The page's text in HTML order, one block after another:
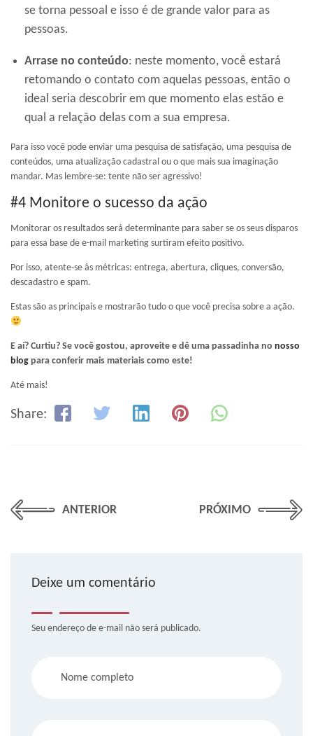
se torna pessoal e isso é de grande valor para as
pessoas.
Arrase no conteúdo: neste momento, você estará
retomando o contato com aquelas pessoas, então o
ideal seria descobrir em que momento elas estão e
qual a relação delas com a sua empresa.
Para isso você pode enviar uma pesquisa de satisfação, uma pesquisa de
conteúdos, uma atualização cadastral ou o que mais sua imaginação
mandar. Mas lembre-se: tente não ser agressivo!
#4 Monitore o sucesso da ação
Monitorar os resultados será determinante para saber se os seus disparos
para essa base de e-mail marketing surtiram efeito positivo.
Por isso, atente-se às métricas: entrega, abertura, cliques, conversão,
descadastro e spam.
Estas são as principais e mostrarão tudo o que você precisa sobre a ação.
E aí? Curtiu? Se você gostou, aproveite e dê uma passadinha no nosso
blog para conferir mais materiais como este!
Até mais!
Share:
ANTERIOR PRÓXIMO
Deixe um comentário
Seu endereço de e-mail não será publicado.